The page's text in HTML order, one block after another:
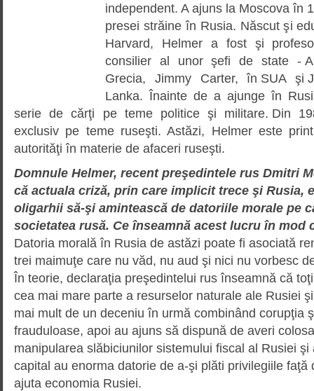
independent. A ajuns la Moscova în
presei străine în Rusia. Născut şi
Harvard, Helmer a fost şi
consilier al unor şefi de state -
Grecia, Jimmy Carter, în SUA şi
Lanka. Înainte de a ajunge în
serie de cărţi pe teme politice şi militare. Din
exclusiv pe teme ruseşti. Astăzi, Helmer este
autorităţi în materie de afaceri ruseşti.
Domnule Helmer, recent preşe­din­tele rus Dmitri
că actuala criză, prin care implicit trece şi Rusia,
oligarhii să-şi amintească de datoriile morale pe
societatea rusă. Ce înseamnă acest lucru în mod
Datoria morală în Rusia de astăzi poate fi asociată
trei maimuţe care nu văd, nu aud şi nici nu vorbesc
În teorie, declaraţia preşedintelui rus înseamnă că
cea mai mare parte a resurselor naturale ale Rusiei
mai mult de un deceniu în urmă combinând corupţia
frauduloase, apoi au ajuns să dispună de averi
manipularea slăbiciunilor sistemului fiscal al Rusiei
capital au enorma da­torie de a-şi plăti privilegiile faţă
ajuta economia Rusiei.